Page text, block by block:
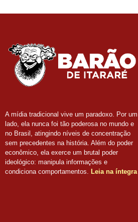
A mídia tradicional vive um paradoxo. Por um
lado, ela nunca foi tão poderosa no mundo e
no Brasil, atingindo níveis de concentração
sem precedentes na história. Além do poder
econômico, ela exerce um brutal poder
ideológico: manipula informações e
condiciona comportamentos. Leia na íntegra